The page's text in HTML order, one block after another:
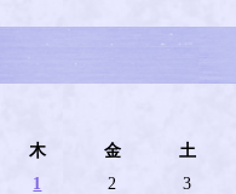
木 金 土
1 2
3